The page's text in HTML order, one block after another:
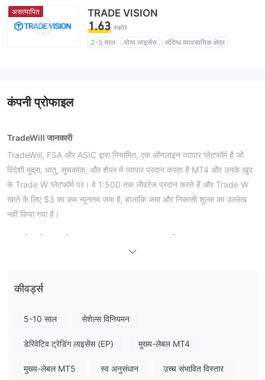
असत्यापित TRADE VISION
1.63 स्कोर
2-5 साल
योग्य लाइसेंस
संदिग्ध व्यावसायिक क्षेत्र
कंपनी प्रोफाइल
TradeWill जानकारी
TradeWill, FSA और ASIC द्वारा नियामित, एक ऑनलाइन व्यापार प्लेटफॉर्म है जो
विदेशी मुद्रा, धातु, सूचकांक, और शेयर में व्यापार प्रदान करता है MT4 और उनके खुद
के Trade W प्लेटफॉर्म पर। वे 1:500 तक लीवरेज प्रदान करते हैं और Trade W
खाते के लिए $3 का कम न्यूनतम जमा है, हालांकि जमा और निकासी शुल्क का उल्लेख
नहीं किया गया है।
TradeWill बहुत सारे वित्तीय उपकरण प्रदान करता है, मुख्य रूप से
खाता प्रकार
लीवरेज
TradeWill अपने व्यापारिक खातों के लिए
1:500 तक का लीवरेज
कीवर्ड्स
5-10 साल सेशेल्स विनियमन
डेरिवेटिव ट्रेडिंग लाइसेंस (EP) मुख्य-लेबल MT4
मुख्य-लेबल MT5 स्व अनुसंधान उच्च संभावित विस्तार